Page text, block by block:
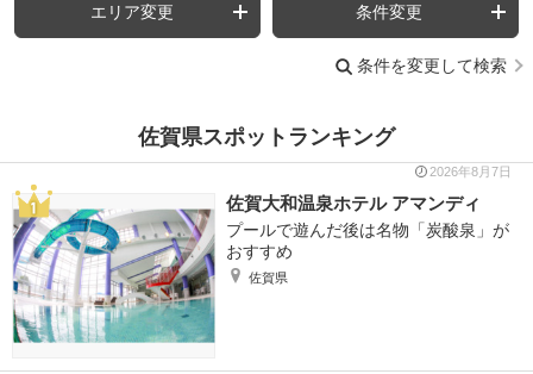
エリア変更 条件変更
条件を変更して検索
佐賀県スポットランキング
2026年8月7日
佐賀大和温泉ホテル アマンディ
プールで遊んだ後は名物「炭酸泉」が
おすすめ
佐賀県